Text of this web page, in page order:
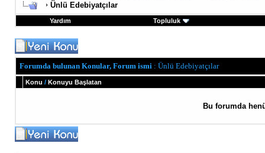
Ünlü Edebiyatçılar
Yardım Topluluk
Forumda bulunan Konular, Forum ismi : Ünlü Edebiyatçılar
Konu / Konuyu Başlatan
Bu forumda